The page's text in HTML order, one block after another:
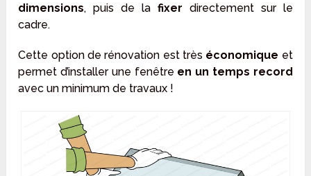
dimensions, puis de la fixer directement sur le
cadre.
Cette option de rénovation est très économique et
permet d’installer une fenêtre en un temps record
avec un minimum de travaux !